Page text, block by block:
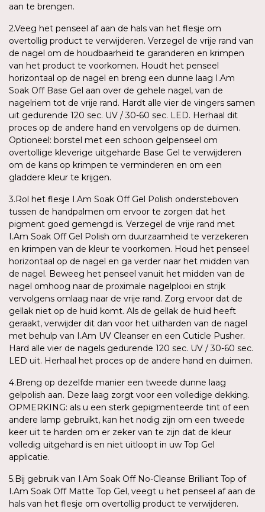
aan te brengen.
2.Veeg het penseel af aan de hals van het flesje om
overtollig product te verwijderen. Verzegel de vrije rand van
de nagel om de houdbaarheid te garanderen en krimpen
van het product te voorkomen. Houdt het penseel
horizontaal op de nagel en breng een dunne laag I.Am
Soak Off Base Gel aan over de gehele nagel, van de
nagelriem tot de vrije rand. Hardt alle vier de vingers samen
uit gedurende 120 sec. UV / 30-60 sec. LED. Herhaal dit
proces op de andere hand en vervolgens op de duimen.
Optioneel: borstel met een schoon gelpenseel om
overtollige kleverige uitgeharde Base Gel te verwijderen
om de kans op krimpen te verminderen en om een
gladdere kleur te krijgen.
3.Rol het flesje I.Am Soak Off Gel Polish ondersteboven
tussen de handpalmen om ervoor te zorgen dat het
pigment goed gemengd is. Verzegel de vrije rand met
I.Am Soak Off Gel Polish om duurzaamheid te verzekeren
en krimpen van de kleur te voorkomen. Houd het penseel
horizontaal op de nagel en ga verder naar het midden van
de nagel. Beweeg het penseel vanuit het midden van de
nagel omhoog naar de proximale nagelplooi en strijk
vervolgens omlaag naar de vrije rand. Zorg ervoor dat de
gellak niet op de huid komt. Als de gellak de huid heeft
geraakt, verwijder dit dan voor het uitharden van de nagel
met behulp van I.Am UV Cleanser en een Cuticle Pusher.
Hard alle vier de nagels gedurende 120 sec. UV / 30-60 sec.
LED uit. Herhaal het proces op de andere hand en duimen.
4.Breng op dezelfde manier een tweede dunne laag
gelpolish aan. Deze laag zorgt voor een volledige dekking.
OPMERKING: als u een sterk gepigmenteerde tint of een
andere lamp gebruikt, kan het nodig zijn om een tweede
keer uit te harden om er zeker van te zijn dat de kleur
volledig uitgehard is en niet uitloopt in uw Top Gel
applicatie.
5.Bij gebruik van I.Am Soak Off No-Cleanse Brilliant Top of
I.Am Soak Off Matte Top Gel, veegt u het penseel af aan de
hals van het flesje om overtollig product te verwijderen.